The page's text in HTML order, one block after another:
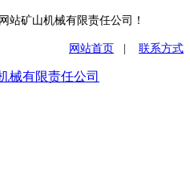
站矿山机械有限责任公司！
网站首页 联系方式